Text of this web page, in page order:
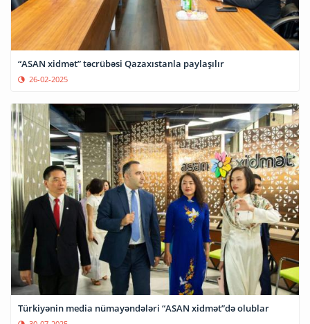
“ASAN xidmət” təcrübəsi Qazaxıstanla paylaşılır
26-02-2025
Türkiyənin media nümayəndələri “ASAN xidmət”də olublar